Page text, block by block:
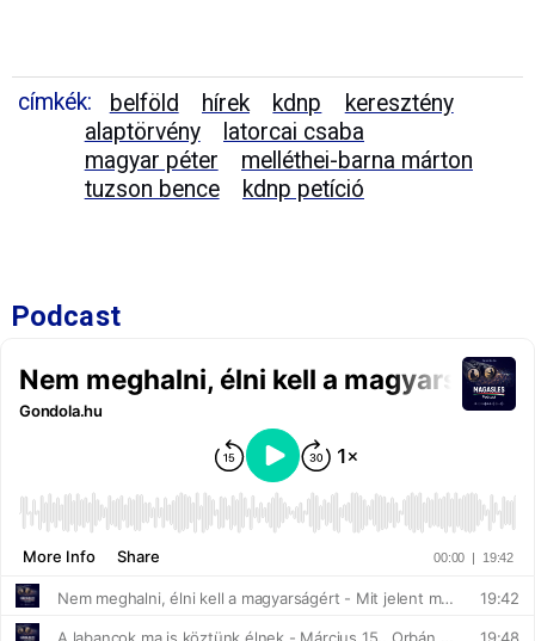
címkék: belföld hírek kdnp
keresztény
alaptörvény
latorcai csaba
magyar péter
melléthei-barna márton
tuzson bence
kdnp petíció
Podcast